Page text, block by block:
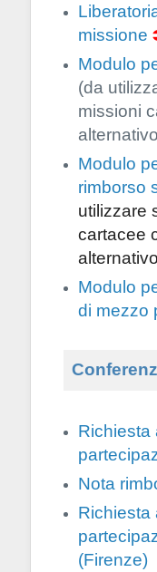
missione
Modulo
(da
missioni
Modulo
rimborso
utilizzare
cartacee
Modulo
di mezzo
Richiesta
Nota
Richiesta
(Firenze)